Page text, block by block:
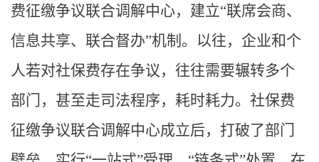
费征缴争议联合调解中心，建立“联席会商、
信息共享、联合督办”机制。以往，企业和个
人若对社保费存在争议，往往需要辗转多个
部门，甚至走司法程序，耗时耗力。社保费
征缴争议联合调解中心成立后，打破了部门